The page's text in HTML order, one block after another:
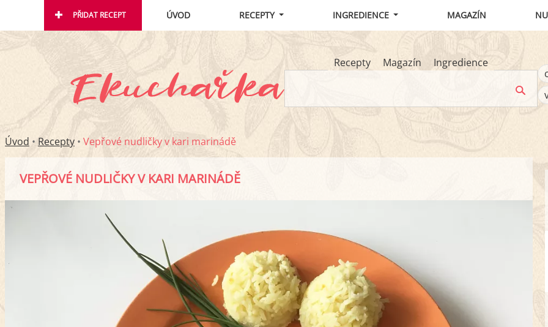
PŘIDAT RECEPT ÚVOD RECEPTY INGREDIENCE MAGAZÍN
Recepty Magazín
Ingredience
Úvod • Recepty • Vepřové nudličky v kari marinádě
VEPŘOVÉ NUDLIČKY V KARI MARINÁDĚ